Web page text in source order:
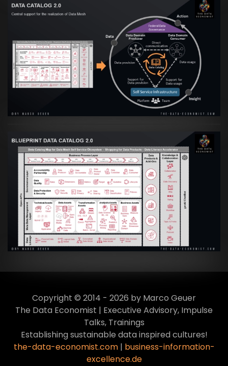
Artikel:Data Mesh Ökosysteme: Die
Transformation zur Data Inspired Human
Culture
VIEW
Artikel:Data Mesh Ökosysteme: Die
Transformation zur Data Inspired Human
Culture
VIEW
Copyright © 2014 - 2026 by Marco Geuer
The Data Economist | Executive Advisory, Impulse
Talks, Trainings
Establishing sustainable data inspired cultures!
the-data-economist.com| business-information-
excellence.de